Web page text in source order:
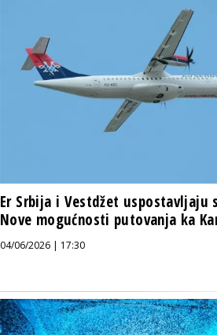
Er Srbija i Vestdžet uspostavljaju
Nove mogućnosti putovanja ka
04/06/2026 | 17:30